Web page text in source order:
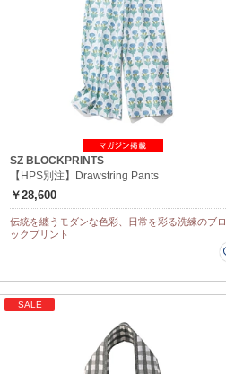
SZ BLOCKPRINTS
【HPS別注】Drawstring Pants
￥28,600
伝統を纏うモダンな色彩、日常を彩る洗練のブロ
ックプリント
SALE